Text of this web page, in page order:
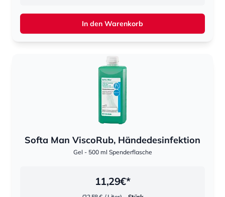
In den Warenkorb
Softa Man ViscoRub, Händedesinfektion
Gel - 500 ml Spenderflasche
11,29€*